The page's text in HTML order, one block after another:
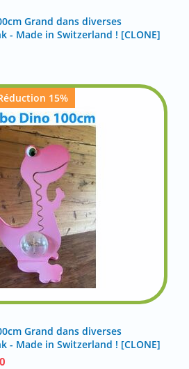
Grand dans diverses
- Made in Switzerland ! [CLONE]
15%
Grand dans diverses
- Made in Switzerland ! [CLONE]